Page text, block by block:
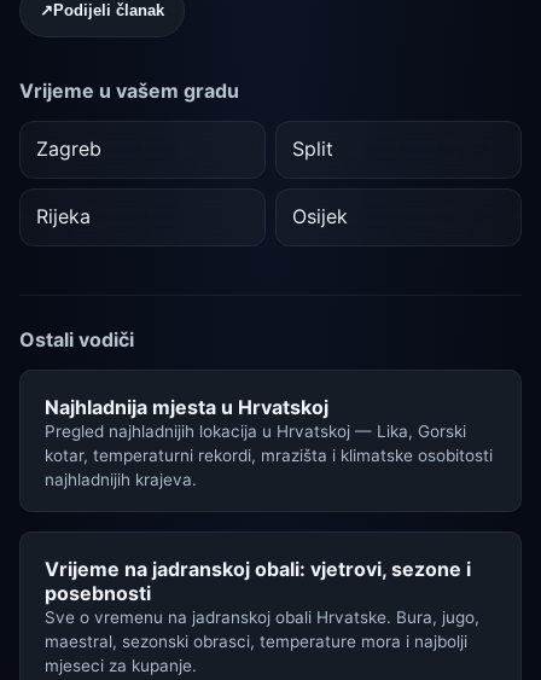
↗ Podijeli članak
Vrijeme u vašem gradu
Zagreb Split
Rijeka Osijek
Ostali vodiči
Najhladnija mjesta u Hrvatskoj
Pregled najhladnijih lokacija u Hrvatskoj — Lika, Gorski
kotar, temperaturni rekordi, mrazišta i klimatske osobitosti
najhladnijih krajeva.
Vrijeme na jadranskoj obali: vjetrovi, sezone i
posebnosti
Sve o vremenu na jadranskoj obali Hrvatske. Bura, jugo,
maestral, sezonski obrasci, temperature mora i najbolji
mjeseci za kupanje.